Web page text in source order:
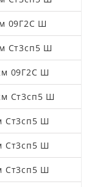
09Г2С Ш
Ст3сп5 Ш
09Г2С Ш
Ст3сп5 Ш
Ст3сп5 Ш
Ст3сп5 Ш
Ст3сп5 Ш